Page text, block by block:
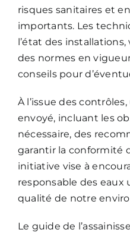
risques sanitaires et
importants. Les
l’état des
des normes en
conseils pour
À l’issue des
envoyé, incluant les
nécessaire, des
garantir la conformité
initiative vise à
responsable des eaux
qualité de notre
Le guide de